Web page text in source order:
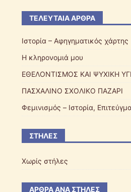
ΤΕΛΕΥΤΑΊΑ ΆΡΘΡΑ
Ιστορία – Αφηγηματικός χάρτης
Η κληρονομιά μου
ΕΘΕΛΟΝΤΙΣΜΟΣ ΚΑΙ ΨΥΧΙΚΗ
ΠΑΣΧΑΛΙΝΟ ΣΧΟΛΙΚΟ ΠΑΖΑΡI
Φεμινισμός – Ιστορία,
ΣΤΉΛΕΣ
Χωρίς στήλες
ΆΡΘΡΑ ΑΝΆ ΣΤΉΛΕΣ